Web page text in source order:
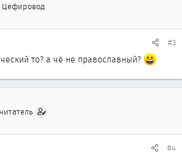
Цефировод
#3
то? а чё не православный?
#4